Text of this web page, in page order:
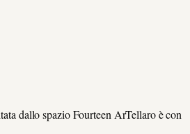
dallo spazio Fourteen ArTellaro è con